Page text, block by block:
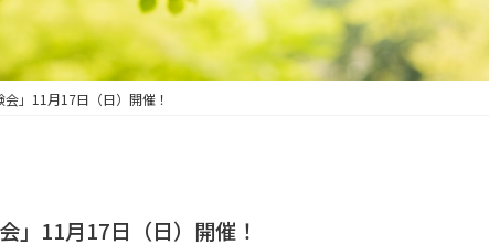
会」11月17日（日）開催！
」11月17日（日）開催！